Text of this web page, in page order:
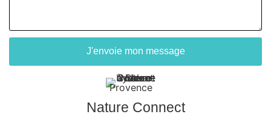
J'envoie mon message
Nature Connect